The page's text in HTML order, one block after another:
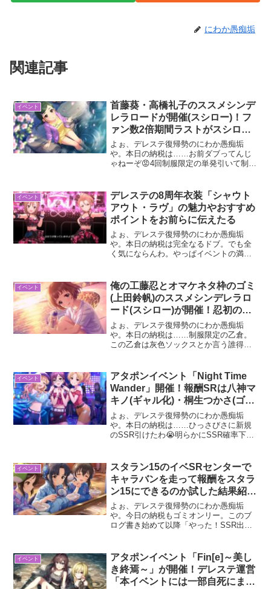
にわか愚痴垢
関連記事
イベント
首藤葵・高橋礼子のススメシンデ
レラロードが開催(スシロー)！フ
ァン数2倍期間ラストがスシロー
かよ
よぉ、デレステ復帰勢のにわか愚痴垢
や。本日の納税は……お前ダブってんじ
ゃねーぞ😡4回制服限定の単発引いて制服
サ終すんのにもうメダルなんかいらねー
んだよ。それかプラチケ...
イベント
デレステの8周年衣装「シャウト
アウト・ラヴ」の魅力やおすすめ
ポイントをお前らに伝えたる
よぉ、デレステ復帰勢のにわか愚痴垢
や。本日の納税は完全なるドブ。でも全
く気にならんわ。やっぱイベントの満足
LOVE♡の衣装にもなってるデレステ8周
年衣装「シャウトアウト...
イベント
俺の工藤忍とオマケネタ枠のゴミ
(上田鈴帆)のススメシンデレラロ
ード(スシロー)が開催！忍初のSR
新規イラストありがとう！！
よぉ、デレステ復帰勢のにわか愚痴垢
や。本日の納税は……制服限定の乙倉。
この乙倉は灰色ソックスとか言う誰得な
の工ッチな靴下しか履かないと思ってる
から、単純に解釈が違う😡ま...
イベント
アタポンイベント「Night Time
Wander」開催！報酬SRは八神マ
キノ(ギャル化)・桐生つかさ(ゴリ
推し)
よぉ、デレステ復帰勢のにわか愚痴垢
や。本日の納税は……ひっさびさに新規
のSSR引けたわ😭明らかにSSR確率下げ
ギルの中で雫だけSSR引けてないという
雫推しとしてはあり得...
イベント
スタラン15のイベSRセンターで
キャラバンを走って報酬をスタラ
ン15にできるのか試した結果紹介
や
よぉ、デレステ復帰勢のにわか愚痴垢
や。今日の納税もゴミオンリー。このブ
ログ書き始めて以降「やった！SSR出た
えず置いといてシンデレラキャラバンが
終了したから報酬SRはス...
イベント
アタポンイベント「Fin[e]～美し
き終焉～」が開催！デレステ運営
「本イベントには一部自死にまつ